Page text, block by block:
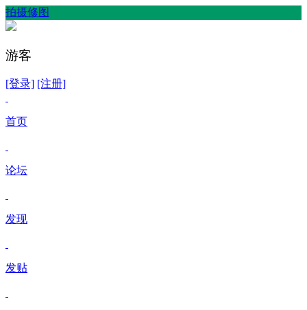
拍摄修图
游客
[登录] [注册]
首页
论坛
发现
发贴